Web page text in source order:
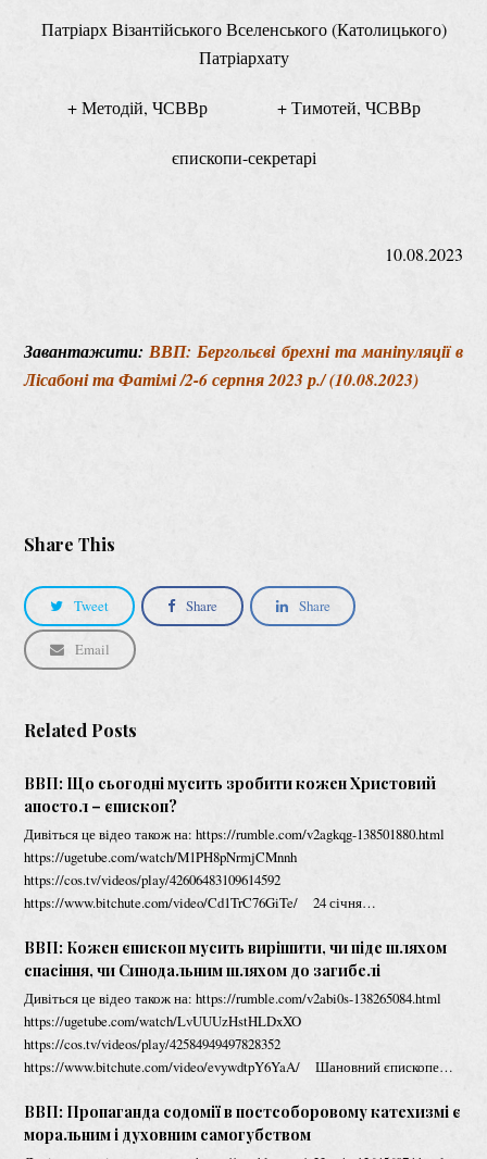
Патріарх Візантійського Вселенського (Католицького)
Патріархату
+ Методій, ЧСВВр + Тимотей, ЧСВВр
єпископи-секретарі
10.08.2023
Завантажити:ВВП: Бергольєві брехні та маніпуляції в
Лісабоні та Фатімі /2-6 серпня 2023 р./ (10.08.2023)
Share This
Tweet Share Share
Email
Related Posts
ВВП: Що сьогодні мусить зробити кожен Христовий
апостол – єпископ?
Дивіться це відео також на: https://rumble.com/v2agkqg-138501880.html
https://ugetube.com/watch/M1PH8pNrmjCMnnh
https://cos.tv/videos/play/42606483109614592
https://www.bitchute.com/video/Cd1TrC76GiTe/ 24 січня…
ВВП: Кожен єпископ мусить вирішити, чи піде шляхом
спасіння, чи Синодальним шляхом до загибелі
Дивіться це відео також на: https://rumble.com/v2abi0s-138265084.html
https://ugetube.com/watch/LvUUUzHstHLDxXO
https://cos.tv/videos/play/42584949497828352
https://www.bitchute.com/video/evywdtpY6YaA/ Шановний єпископе…
ВВП: Пропаганда содомії в постсоборовому катехизмі є
моральним і духовним самогубством